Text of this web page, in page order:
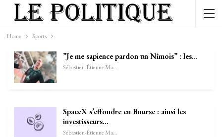
Home Sports
”Je me sapience pardon un Nîmois” : les…
Sébastien-Étienne Marechal
SpaceX s’effondre en Bourse : ainsi les
investisseurs…
Sébastien-Étienne Marechal